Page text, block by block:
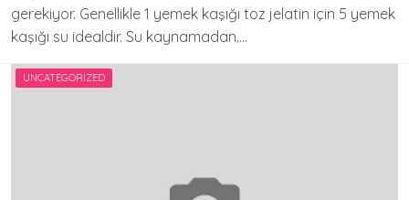
gerekiyor. Genellikle 1 yemek kaşığı toz jelatin için 5 yemek
kaşığı su idealdir. Su kaynamadan….
UNCATEGORIZED